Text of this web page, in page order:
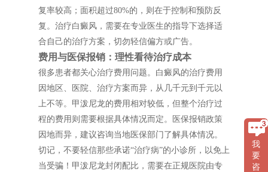
复率较高；面积超过80%的，则在于控制和预防反
复。治疗白癜风，需要在专业医生的指导下选择适
合自己的治疗方案，切勿轻信偏方或广告。
费用与医保报销：理性看待治疗成本
很多患者都关心治疗费用问题。白癜风的治疗费用
因地区、医院、治疗方案而异，从几千元到千元以
上不等。甲泼尼龙的费用相对较低，但整个治疗过
程的费用则需要根据具体情况而定。医保报销政策
因地而异，建议咨询当地医保部门了解具体情况。
切记，不要轻信那些承诺“治疗病”的小诊所，以免上
当受骗！甲泼尼龙封闭配比，需要在正规医院由专
我
要
咨